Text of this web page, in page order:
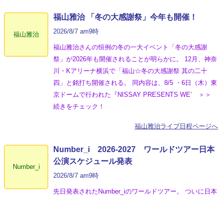
福山雅治
福山雅治 「冬の⼤感謝祭」今年も開催！
2026/8/7 am9時
福山雅治さんの恒例の冬の一大イベント「冬の⼤感謝
祭」が2026年も開催されることが明らかに。 12月、神奈
川・Kアリーナ横浜で「福山☆冬の大感謝祭 其の二十
四」と銘打ち開催される。 同内容は、8/5 ・6日（木）東
京ドームで行われた『NISSAY PRESENTS WE’ ＞＞
続きをチェック！
福山雅治ライブ日程ページへ
Number_i
Number_i 2026‐2027 ワールドツアー日本
公演スケジュール発表
2026/8/7 am9時
先日発表されたNumber_iのワールドツアー。 ついに日本